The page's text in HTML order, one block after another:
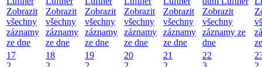
Zobrazit
všechny
záznamy
ze dne
Zobrazit
všechny
záznamy
ze dne
Zobrazit
všechny
záznamy
ze dne
Zobrazit
všechny
záznamy
ze dne
Zobrazit
všechny
záznamy
ze dne
Zobrazit
všechny
záznamy ze
dne
17
18
19
20
21
22